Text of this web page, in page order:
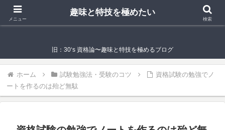
趣味と特技を極めたい
旧：30‘s 資格論〜趣味と特技を極めるブログ
ホーム 試験勉強法・受験のコツ
資格試験の勉強でノ
ートを作るのは殆ど無駄
メニュー
趣味と特技を極めたい
検索